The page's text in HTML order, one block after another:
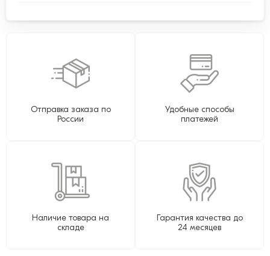
Отправка заказа по
России
Удобные способы
платежей
Наличие товара на
складе
Гарантия качества до
24 месяцев